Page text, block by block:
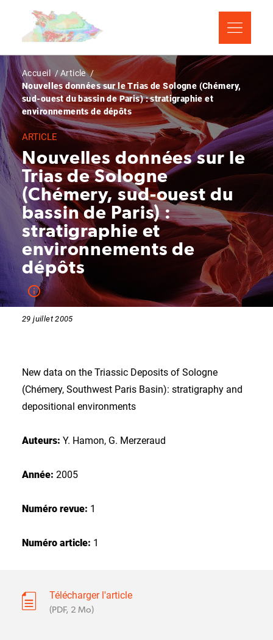
contenu
Fil
d'Ariane
Accueil
Article
Nouvelles données sur le Trias de Sologne (Chémery,
sud-ouest du bassin de Paris) : stratigraphie et
environnements de dépôts
ARTICLE
Nouvelles données sur le
Trias de Sologne
(Chémery, sud-ouest du
bassin de Paris) :
stratigraphie et
environnements de
dépôts
29 juillet 2005
New data on the Triassic Deposits of Sologne
(Chémery, Southwest Paris Basin): stratigraphy and
depositional environments
Auteurs: Y. Hamon, G. Merzeraud
Année: 2005
Numéro revue: 1
Numéro article: 1
Télécharger l'article
(PDF, 2 Mo)